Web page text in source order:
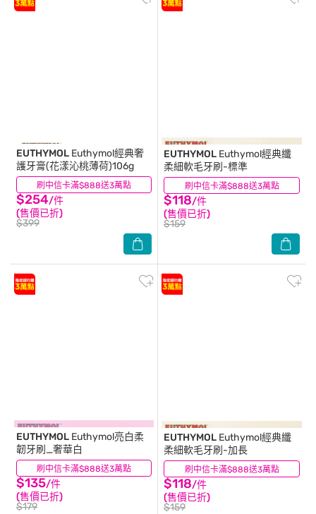
刷中信卡滿$888送3萬點
EUTHYMOL Euthymol經典奢
護牙膏(花漾沁桃薄荷)106g
$254/件
(售價已折)
$399
(4) 刷中信卡滿$888送3萬點
EUTHYMOL Euthymol經典纖
柔細軟毛牙刷-標準
$118/件
(售價已折)
$159
(0)
刷中信卡滿$888送3萬點
EUTHYMOL Euthymol亮白柔
韌牙刷_奢華白
$135/件
(售價已折)
$179
(2) 刷中信卡滿$888送3萬點
EUTHYMOL Euthymol經典纖
柔細軟毛牙刷-加長
$118/件
(售價已折)
$159
(0)